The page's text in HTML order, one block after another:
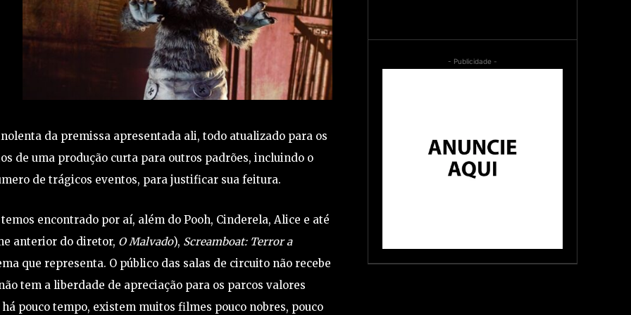
da premissa apresentada ali, todo atualizado para os
de uma produção curta para outros padrões, incluindo o
de trágicos eventos, para justificar sua feitura.
encontrado por aí, além do Pooh, Cinderela, Alice e até
anterior do diretor, O Malvado), Screamboat: Terror a
que representa. O público das salas de circuito não recebe
tem a liberdade de apreciação para os parcos valores
pouco tempo, existem muitos filmes pouco nobres, pouco
- Publicidade -